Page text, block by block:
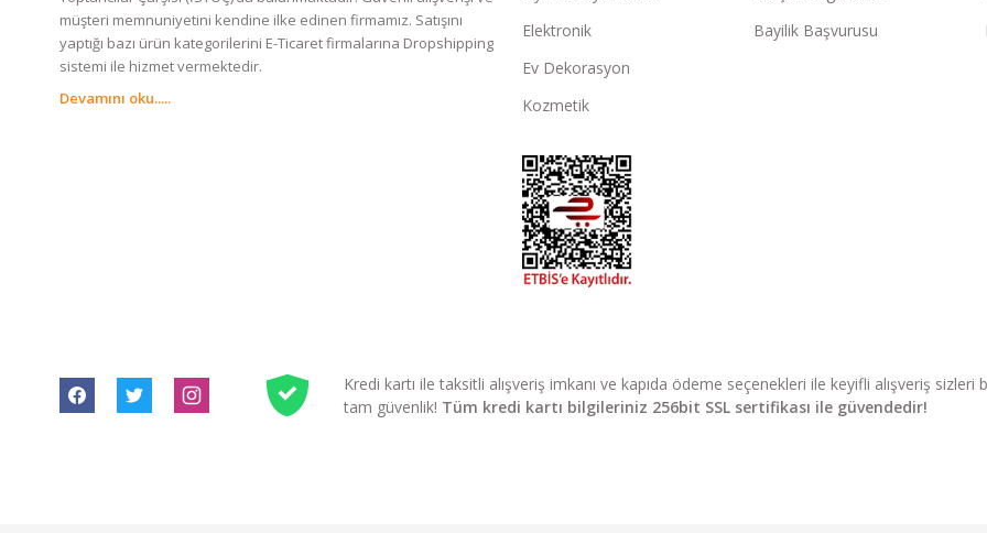
müşteri memnuniyetini kendine ilke edinen firmamız. Satışını
yaptığı bazı ürün kategorilerini E-Ticaret firmalarına Dropshipping
sistemi ile hizmet vermektedir.
Devamını oku.....
Elektronik
Ev Dekorasyon
Kozmetik
Bayilik Başvurusu
Kredi kartı ile taksitli alışveriş imkanı ve kapıda ödeme seçenekleri ile keyifli alışveriş
tam güvenlik! Tüm kredi kartı bilgileriniz 256bit SSL sertifikası ile güvendedir!